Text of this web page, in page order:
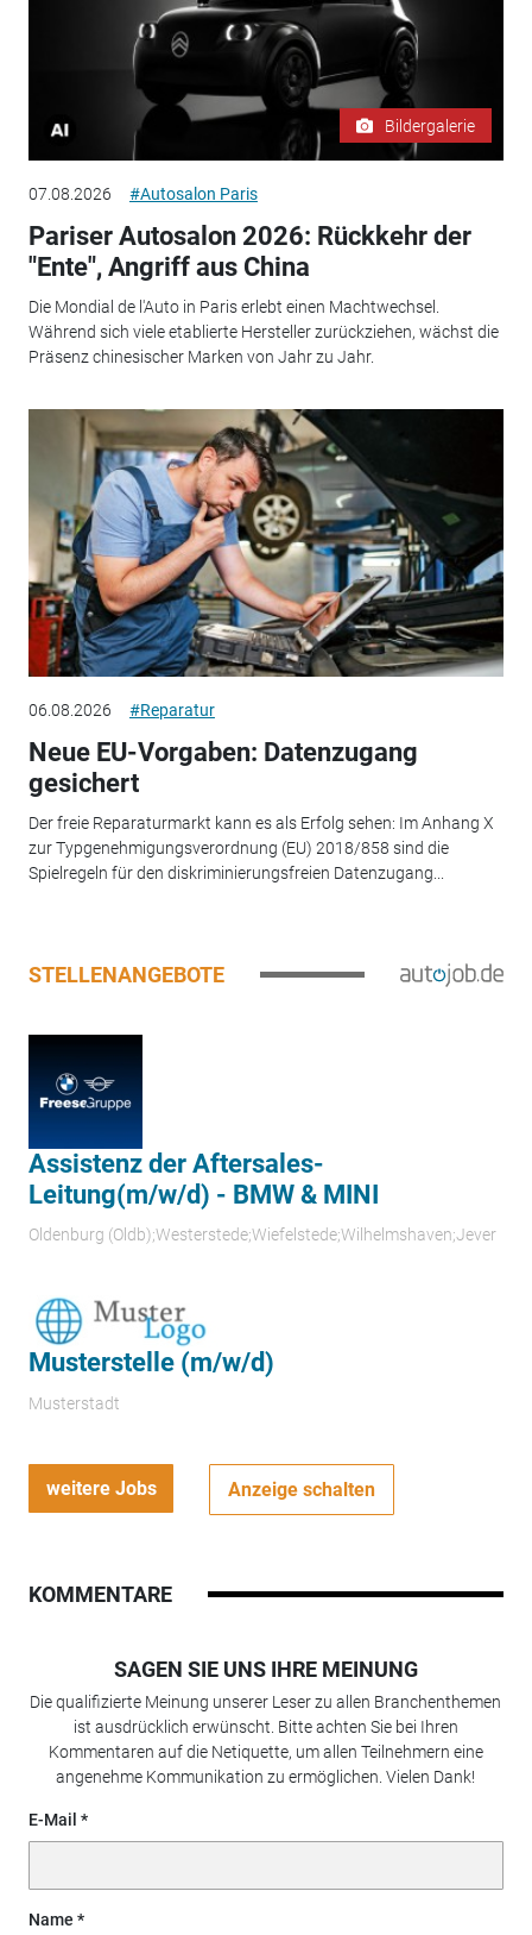
Bildergalerie
07.08.2026 #Autosalon Paris
Pariser Autosalon 2026: Rückkehr der
"Ente", Angriff aus China
Die Mondial de l'Auto in Paris erlebt einen Machtwechsel.
Während sich viele etablierte Hersteller zurückziehen, wächst die
Präsenz chinesischer Marken von Jahr zu Jahr.
06.08.2026 #Reparatur
Neue EU-Vorgaben: Datenzugang
gesichert
Der freie Reparaturmarkt kann es als Erfolg sehen: Im Anhang X
zur Typgenehmigungsverordnung (EU) 2018/858 sind die
Spielregeln für den diskriminierungsfreien Datenzugang...
STELLENANGEBOTE
Assistenz der Aftersales-
Leitung(m/w/d) - BMW & MINI
Oldenburg (Oldb);Westerstede;Wiefelstede;Wilhelmshaven;Jever
Musterstelle (m/w/d)
Musterstadt
weitere Jobs Anzeige schalten
KOMMENTARE
SAGEN SIE UNS IHRE MEINUNG
Die qualifizierte Meinung unserer Leser zu allen Branchenthemen
ist ausdrücklich erwünscht. Bitte achten Sie bei Ihren
Kommentaren auf die Netiquette, um allen Teilnehmern eine
angenehme Kommunikation zu ermöglichen. Vielen Dank!
E-Mail
Name